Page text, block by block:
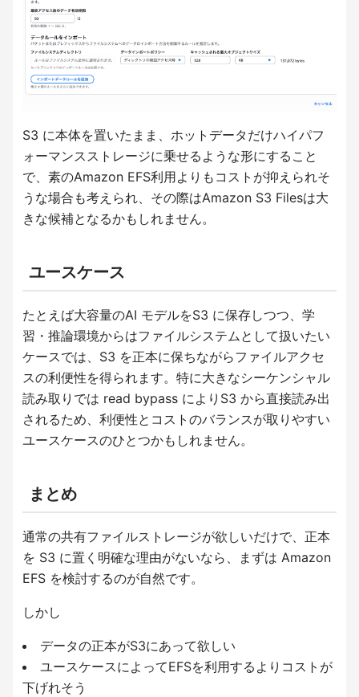
S3 に本体を置いたまま、ホットデータだけハイパフ
ォーマンスストレージに乗せるような形にすること
で、素のAmazon EFS利用よりもコストが抑えられそ
うな場合も考えられ、その際はAmazon S3 Filesは大
きな候補となるかもしれません。
ユースケース
たとえば大容量のAI モデルをS3 に保存しつつ、学
習・推論環境からはファイルシステムとして扱いたい
ケースでは、S3 を正本に保ちながらファイルアクセ
スの利便性を得られます。特に大きなシーケンシャル
読み取りでは read bypass によりS3 から直接読み出
されるため、利便性とコストのバランスが取りやすい
ユースケースのひとつかもしれません。
まとめ
通常の共有ファイルストレージが欲しいだけで、正本
を S3 に置く明確な理由がないなら、まずは Amazon
EFS を検討するのが自然です。
しかし
データの正本がS3にあって欲しい
ユースケースによってEFSを利用するよりコストが
下げれそう